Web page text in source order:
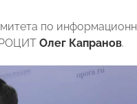
по
РОЦИТ Олег Капранов.